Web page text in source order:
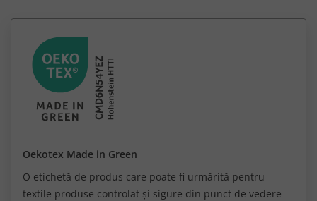
Oekotex Made in Green
O etichetă de produs care poate fi urmărită pentru
textile produse controlat și sigure din punct de vedere